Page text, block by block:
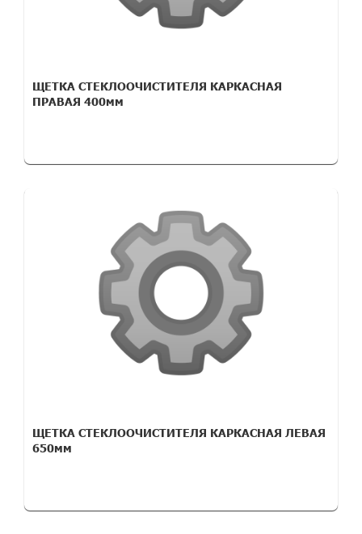
ЩЕТКА СТЕКЛООЧИСТИТЕЛЯ КАРКАСНАЯ
ПРАВАЯ 400мм
ЩЕТКА СТЕКЛООЧИСТИТЕЛЯ КАРКАСНАЯ ЛЕВАЯ
650мм